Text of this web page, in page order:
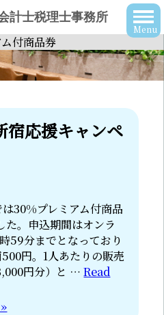
計士税理士事務所
付商品券
宿応援キャンペ
30%プレミアム付商品
た。申込期間はオンラ
59分までとなっており
円。1人あたりの販売
円分）と …Read